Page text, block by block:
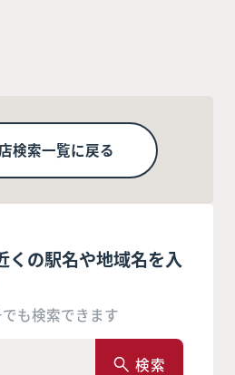
検索一覧に戻る
くの駅名や地域名を入
も検索できます
検索